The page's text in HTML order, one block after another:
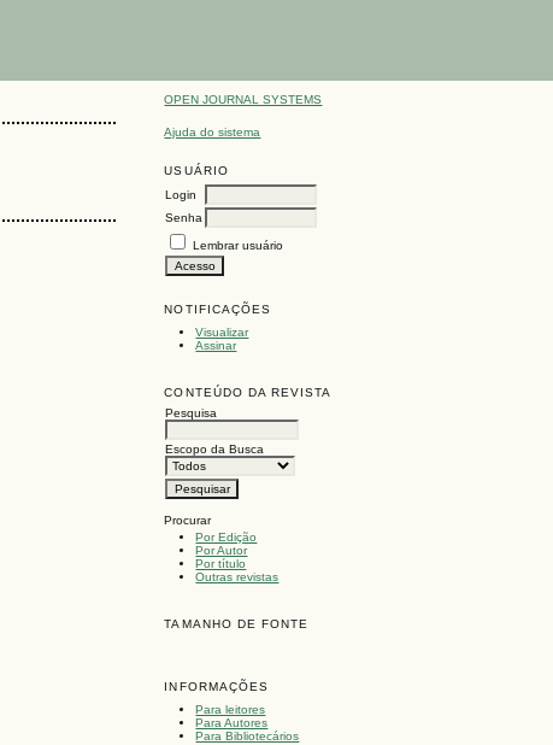
OPEN JOURNAL SYSTEMS
Ajuda do sistema
USUÁRIO
Login
Senha
Lembrar usuário
NOTIFICAÇÕES
Visualizar
Assinar
CONTEÚDO DA REVISTA
Pesquisa
Escopo da Busca
Procurar
Por Edição
Por Autor
Por título
Outras revistas
TAMANHO DE FONTE
INFORMAÇÕES
Para leitores
Para Autores
Para Bibliotecários